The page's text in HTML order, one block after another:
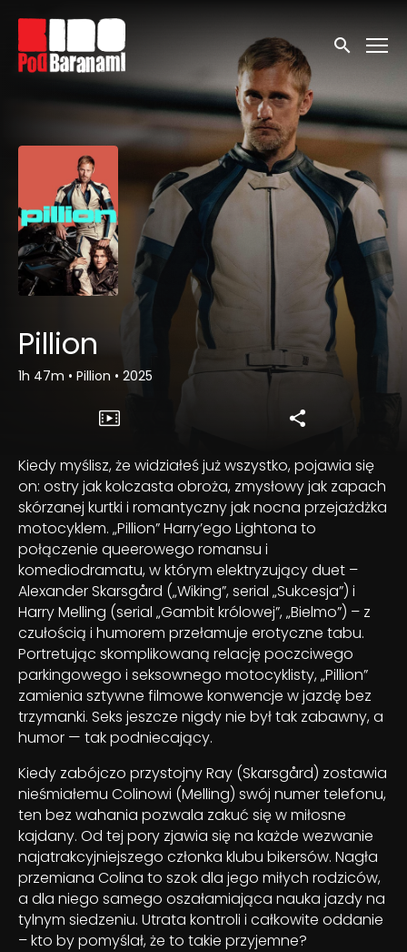
Linki ułatwień dostępu
Wyszukaj
Pillion
1h 47m • Pillion • 2025
Kiedy myślisz, że widziałeś już wszystko, pojawia się
on: ostry jak kolczasta obroża, zmysłowy jak zapach
skórzanej kurtki i romantyczny jak nocna przejażdżka
motocyklem. „Pillion” Harry’ego Lightona to
połączenie queerowego romansu i
komediodramatu, w którym elektryzujący duet –
Alexander Skarsgård („Wiking”, serial „Sukcesja”) i
Harry Melling (serial „Gambit królowej”, „Bielmo”) – z
czułością i humorem przełamuje erotyczne tabu.
Portretując skomplikowaną relację poczciwego
parkingowego i seksownego motocyklisty, „Pillion”
zamienia sztywne filmowe konwencje w jazdę bez
trzymanki. Seks jeszcze nigdy nie był tak zabawny, a
humor — tak podniecający.
Kiedy zabójczo przystojny Ray (Skarsgård) zostawia
nieśmiałemu Colinowi (Melling) swój numer telefonu,
ten bez wahania pozwala zakuć się w miłosne
kajdany. Od tej pory zjawia się na każde wezwanie
najatrakcyjniejszego członka klubu bikersów. Nagła
przemiana Colina to szok dla jego miłych rodziców,
a dla niego samego oszałamiająca nauka jazdy na
tylnym siedzeniu. Utrata kontroli i całkowite oddanie
– kto by pomyślał, że to takie przyjemne?